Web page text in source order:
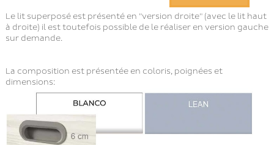
Le lit superposé est présenté en "version droite" (avec le lit haut
à droite) il est toutefois possible de le réaliser en version gauche
sur demande.
La composition est présentée en coloris, poignées et
dimensions: